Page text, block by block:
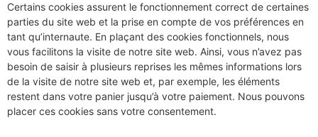
Certains cookies assurent le fonctionnement correct de certaines
parties du site web et la prise en compte de vos préférences en
tant qu’internaute. En plaçant des cookies fonctionnels, nous
vous facilitons la visite de notre site web. Ainsi, vous n’avez pas
besoin de saisir à plusieurs reprises les mêmes informations lors
de la visite de notre site web et, par exemple, les éléments
restent dans votre panier jusqu’à votre paiement. Nous pouvons
placer ces cookies sans votre consentement.